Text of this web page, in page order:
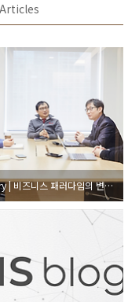
HIStory | 비즈니스 패러다임의 변화를 앞당기는 6인의 스페셜리스트